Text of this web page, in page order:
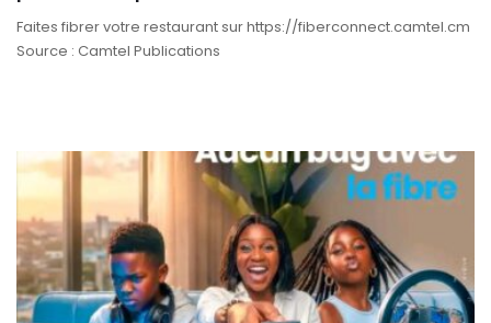
Faites fibrer votre restaurant sur https://fiberconnect.camtel.cm
Source : Camtel Publications